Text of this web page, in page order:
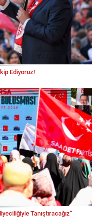
Ediyoruz!
Tanıştıracağız”